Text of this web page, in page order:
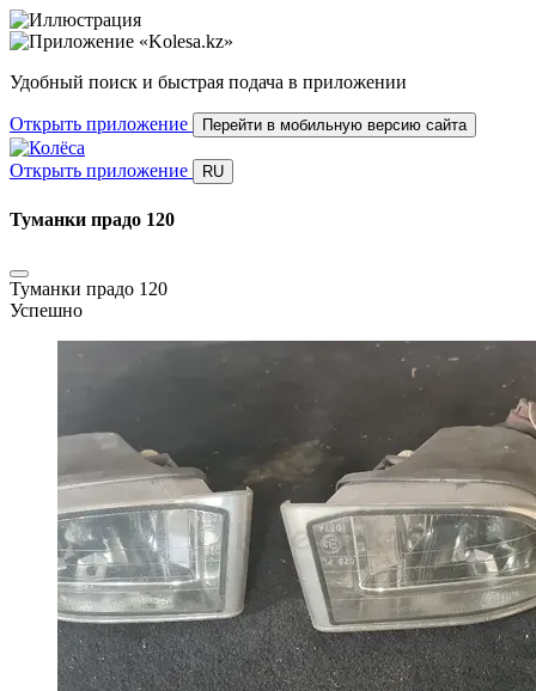
Удобный поиск и быстрая подача в приложении
Открыть приложение Перейти в мобильную версию сайта
Открыть приложение RU
Туманки прадо 120
Туманки прадо 120
Успешно